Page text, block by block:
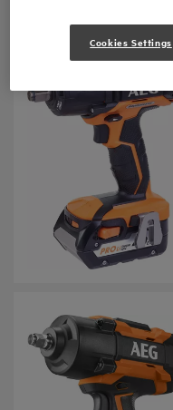
Mașină de înșurubat cu
impact 18 V, cu motor fără
perii
BSS 18C 12Z BL
Variații ale produsului: x2
Cookies Settings